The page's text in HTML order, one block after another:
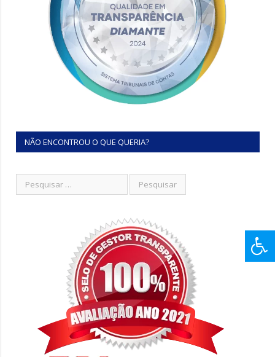
NÃO ENCONTROU O QUE QUERIA?